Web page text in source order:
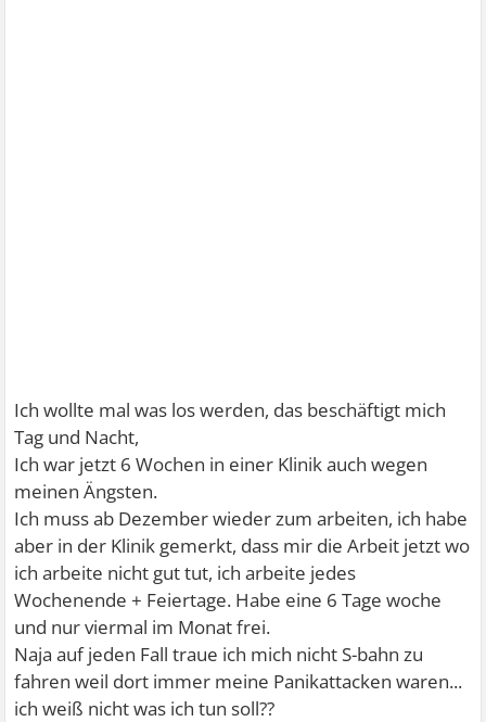
Ich wollte mal was los werden, das beschäftigt mich
Tag und Nacht,
Ich war jetzt 6 Wochen in einer Klinik auch wegen
meinen Ängsten.
Ich muss ab Dezember wieder zum arbeiten, ich habe
aber in der Klinik gemerkt, dass mir die Arbeit jetzt wo
ich arbeite nicht gut tut, ich arbeite jedes
Wochenende + Feiertage. Habe eine 6 Tage woche
und nur viermal im Monat frei.
Naja auf jeden Fall traue ich mich nicht S-bahn zu
fahren weil dort immer meine Panikattacken waren...
ich weiß nicht was ich tun soll??